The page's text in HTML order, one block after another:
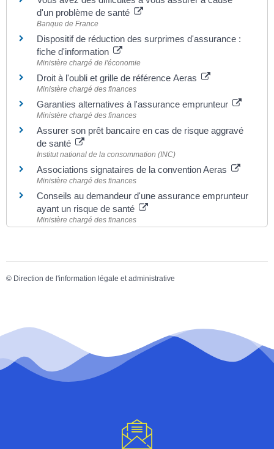
d'un problème de santé
Banque de France
Dispositif de réduction des surprimes d'assurance :
fiche d'information
Ministère chargé de l'économie
Droit à l'oubli et grille de référence Aeras
Ministère chargé des finances
Garanties alternatives à l'assurance emprunteur
Ministère chargé des finances
Assurer son prêt bancaire en cas de risque aggravé
de santé
Institut national de la consommation (INC)
Associations signataires de la convention Aeras
Ministère chargé des finances
Conseils au demandeur d'une assurance emprunteur
ayant un risque de santé
Ministère chargé des finances
© Direction de l'information légale et administrative